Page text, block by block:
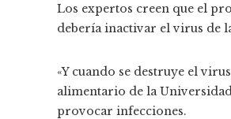
Los expertos creen que el
debería inactivar el virus de
«Y cuando se destruye el
alimentario de la
provocar infecciones.